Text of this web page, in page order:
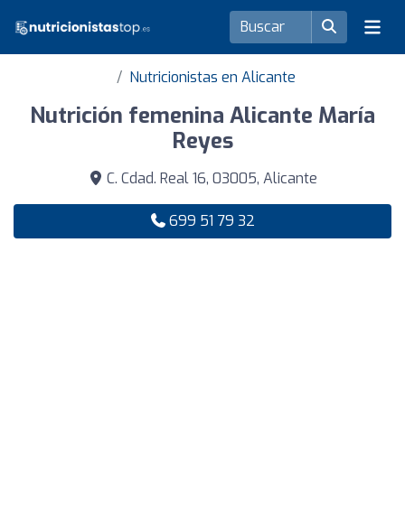
Nutricionistas en Alicante
Nutrición femenina Alicante María
Reyes
C. Cdad. Real 16, 03005, Alicante
699 51 79 32